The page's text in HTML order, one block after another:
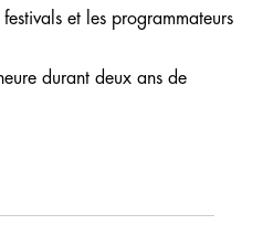
et les programmateurs
durant deux ans de